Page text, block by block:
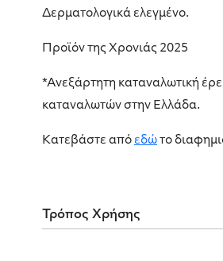
Δερματολογικά ελεγμένο.
Προϊόν της Χρονιάς 2025
*Ανεξάρτητη καταναλωτική
καταναλωτών στην Ελλάδα.
Κατεβάστε από εδώ το
Τρόπος Χρήσης